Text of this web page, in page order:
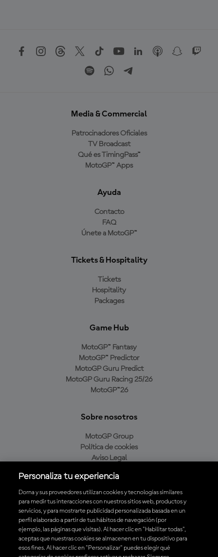
Media & Commercial
Patrocinadores Oficiales
TV Broadcast
Qué es TimingPass™
MotoGP™ Apps
Ayuda
Contacto
FAQ
Únete a MotoGP™
Tickets & Hospitality
Tickets
Hospitality
Packages
Game Hub
MotoGP™ Fantasy
MotoGP™ Predictor
MotoGP Guru Predict
MotoGP Guru Racing 25/26
MotoGP™26
Sobre nosotros
MotoGP Group
Política de cookies
Aviso Legal
Política de compra
Descarga la aplicación oficial de MotoGP™
Personaliza tu experiencia
Dorna y sus proveedores utilizan cookies y tecnologías similares
para medir tus interacciones con nuestros sitios web, productos y
servicios, y para mostrarte publicidad personalizada basada en un
perfil elaborado a partir de tus hábitos de navegación (por
ejemplo, las páginas que visitas). Al hacer clic en "Habilitar todas",
aceptas que nuestras cookies se almacenen en tu dispositivo para
esos fines. Al hacer clic en "Personalizar" puedes elegir qué